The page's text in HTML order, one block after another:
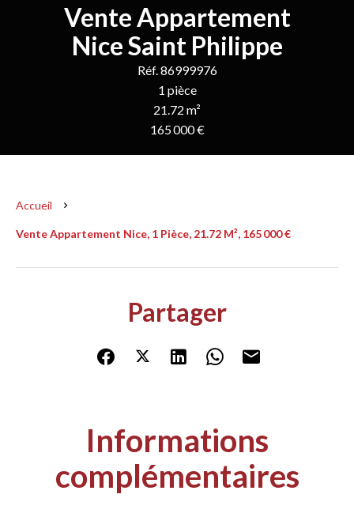
Vente Appartement
Nice Saint Philippe
Réf. 86999976
1 pièce
21.72 m²
165 000 €
Accueil
Vente Appartement Nice, 1 Pièce, 21.72 M², 165 000 €
Partager
Informations
complémentaires